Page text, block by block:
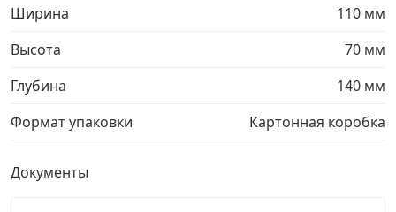
Перфорированный крепеж ›
Скобяные изделия и мебельная фурнитура
Ширина
110 мм
Высота
70 мм
Глубина
140 мм
Формат упаковки
Картонная коробка
Документы